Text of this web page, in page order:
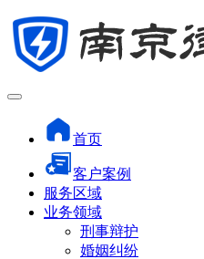
首页
客户案例
服务区域
业务领域
刑事辩护
婚姻纠纷